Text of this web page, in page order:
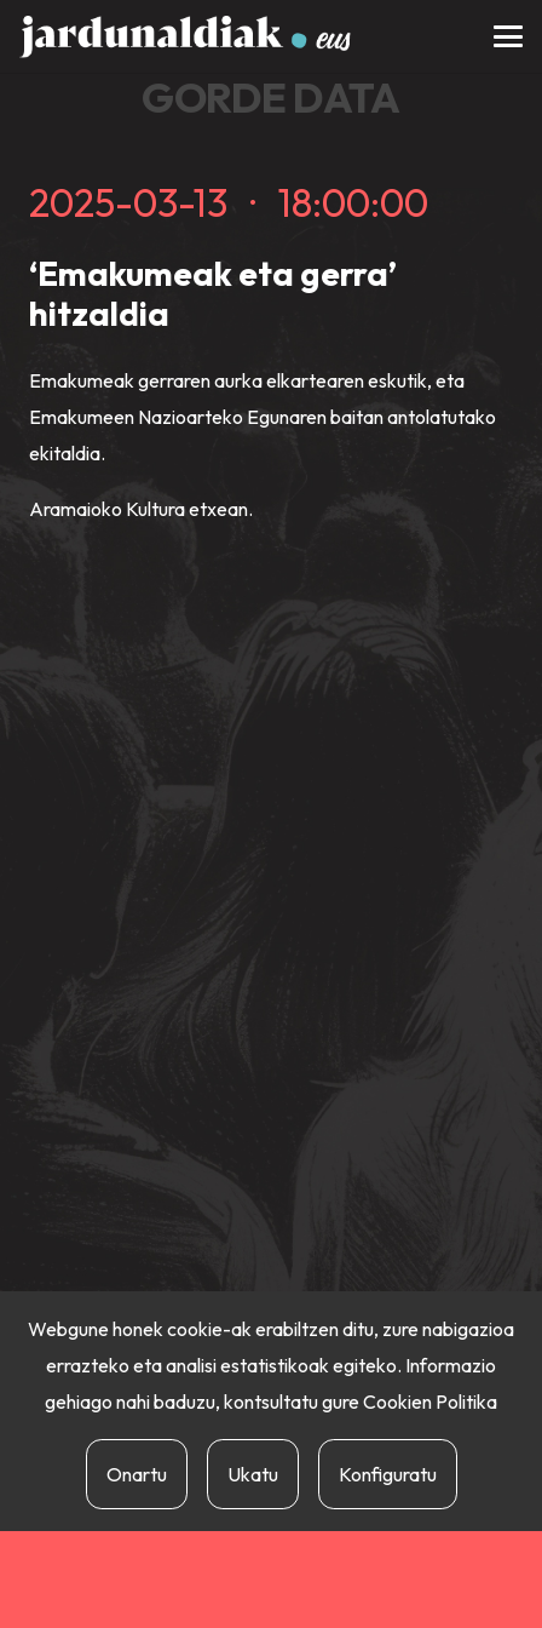
GORDE DATA
2025-03-13 · 18:00:00
‘Emakumeak eta gerra’
hitzaldia
Emakumeak gerraren aurka elkartearen eskutik, eta
Emakumeen Nazioarteko Egunaren baitan antolatutako
ekitaldia.
Aramaioko Kultura etxean.
Webgune honek cookie-ak erabiltzen ditu, zure nabigazioa
errazteko eta analisi estatistikoak egiteko. Informazio
gehiago nahi baduzu, kontsultatu gure Cookien Politika
Onartu Ukatu Konfiguratu